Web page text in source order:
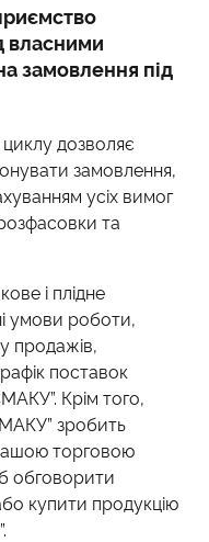
власними
замовлення під
дозволяє
замовлення,
усіх вимог
та
і плідне
умови роботи,
продажів,
поставок
Крім того,
зробить
торговою
обговорити
купити продукцію